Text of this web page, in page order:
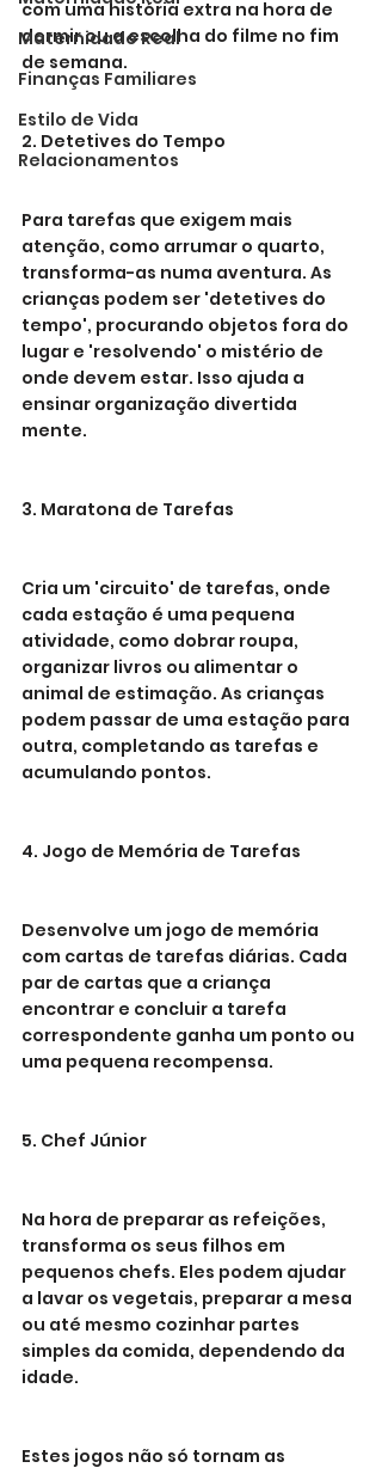
Maternidade Real
Finanças Familiares
Estilo de Vida
Relacionamentos
com uma história extra na hora de
dormir ou a escolha do filme no fim
de semana.
2. Detetives do Tempo
Para tarefas que exigem mais
atenção, como arrumar o quarto,
transforma-as numa aventura. As
crianças podem ser 'detetives do
tempo', procurando objetos fora do
lugar e 'resolvendo' o mistério de
onde devem estar. Isso ajuda a
ensinar organização divertida
mente.
3. Maratona de Tarefas
Cria um 'circuito' de tarefas, onde
cada estação é uma pequena
atividade, como dobrar roupa,
organizar livros ou alimentar o
animal de estimação. As crianças
podem passar de uma estação para
outra, completando as tarefas e
acumulando pontos.
4. Jogo de Memória de Tarefas
Desenvolve um jogo de memória
com cartas de tarefas diárias. Cada
par de cartas que a criança
encontrar e concluir a tarefa
correspondente ganha um ponto ou
uma pequena recompensa.
5. Chef Júnior
Na hora de preparar as refeições,
transforma os seus filhos em
pequenos chefs. Eles podem ajudar
a lavar os vegetais, preparar a mesa
ou até mesmo cozinhar partes
simples da comida, dependendo da
idade.
Estes jogos não só tornam as